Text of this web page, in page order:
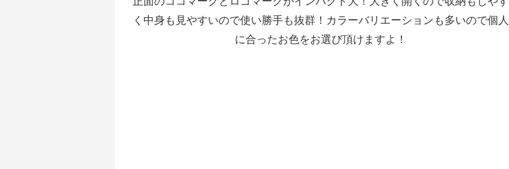
く中身も見やすいので使い勝手も抜群！カラーバリエーションも多いので個人
に合ったお色をお選び頂けますよ！